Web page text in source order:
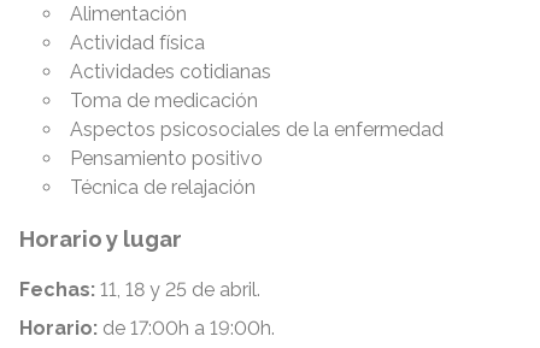
Alimentación
Actividad física
Actividades cotidianas
Toma de medicación
Aspectos psicosociales de la enfermedad
Pensamiento positivo
Técnica de relajación
Horario y lugar
Fechas: 11, 18 y 25 de abril.
Horario: de 17:00h a 19:00h.